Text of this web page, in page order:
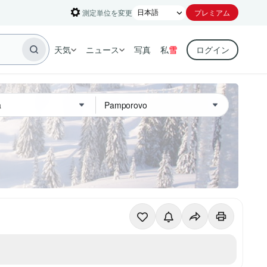
測定単位を変更 プレミアム
天気 ニュース 写真 私雪 ログイン